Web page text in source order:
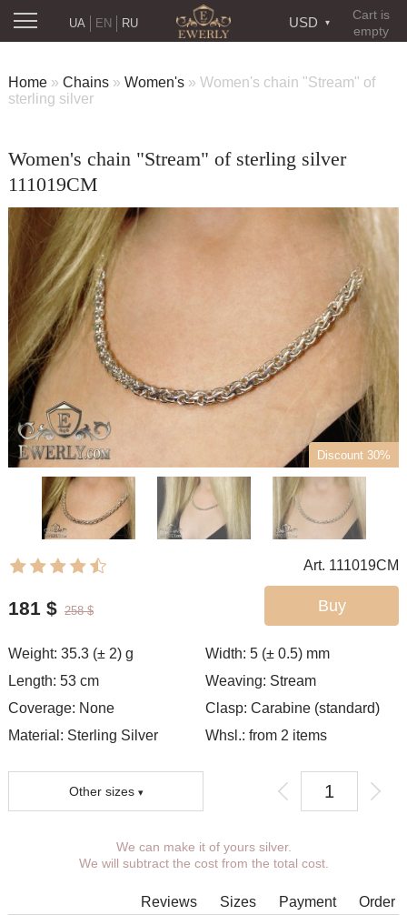
Cart is
empty
USD
RU
UA EN
Home » Chains » Women's » Women's chain "Stream" of
sterling silver
Women's chain "Stream" of sterling silver
111019CM
Discount 30%
Art. 111019CM
Buy
181 $ 258 $
Weight: 35.3 (± 2) g Width:5 (± 0.5) mm
Length: 53 cm Weaving: Stream
Coverage: None Clasp:Carabine (standard)
Material: Sterling Silver
Whsl.: from 2 items
Other sizes
You can choose coverage, weight,
length, width, clasp.
width, length and weight cannot be
We can make it of yours silver.
We will subtract the cost from the total cost.
Reviews Order
Payment
Sizes